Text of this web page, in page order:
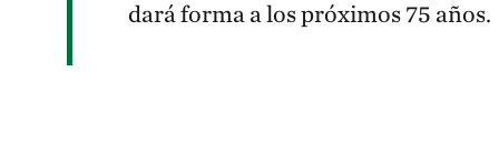
dará forma a los próximos 75 años.